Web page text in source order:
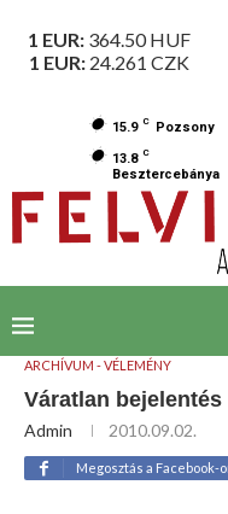
1 EUR: 364.50HUF
1 EUR: 24.261 CZK
15.9 C Pozsony
13.8 C
Besztercebánya
ARCHÍVUM - VÉLEMÉNY
Váratlan bejelentés
Admin 2010.09.02.
Megosztás a Facebook-